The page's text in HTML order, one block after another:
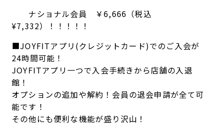
ナショナル会員 ￥6,666（税込
¥7,332）！！！！！
■JOYFITアプリ(クレジットカード)でのご入会が
24時間可能！
JOYFITアプリ一つで入会手続きから店舗の入退
館！
オプションの追加や解約！会員の退会申請が全て可
能です！
その他にも便利な機能が盛り沢山！